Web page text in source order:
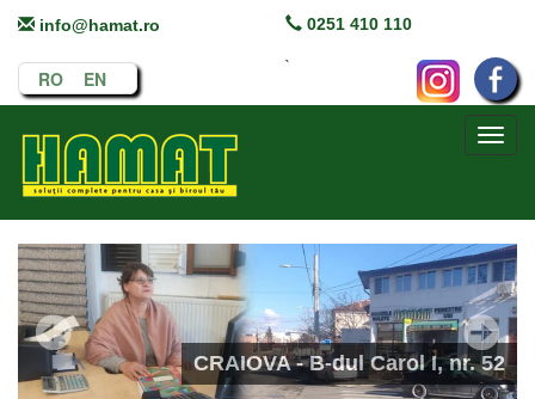
info@hamat.ro 0251 410 110
RO EN
`
CRAIOVA - B-dul Carol I, nr. 52